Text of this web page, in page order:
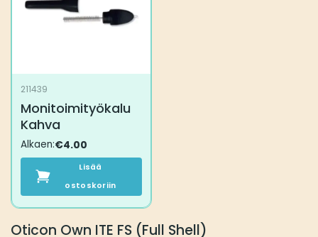
211439
Monitoimityökalu
Kahva
Alkaen:€4.00
Lisää
ostoskoriin
Oticon Own ITE FS (Full Shell)